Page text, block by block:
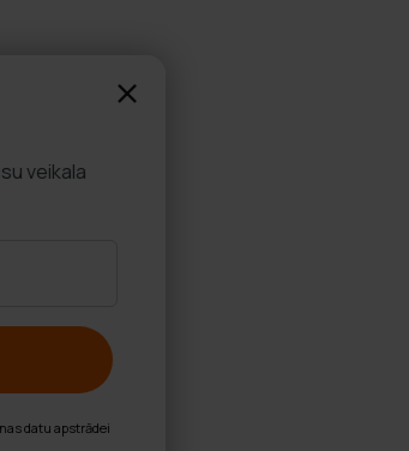
mūsu veikala
manu personas datu apstrādei